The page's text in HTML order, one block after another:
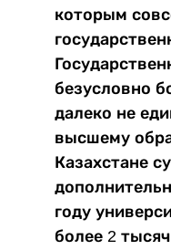
которым
безусловно
далеко не
высшему
Казахстане
году
более 2